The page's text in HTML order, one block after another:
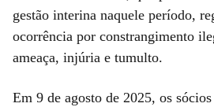
gestão interina naquele período,
ocorrência por constrangimento
ameaça, injúria e tumulto.
Em 9 de agosto de 2025, os